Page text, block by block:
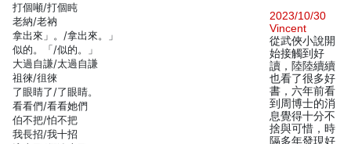
打個噸/打個盹
老納/老衲
拿出來」。/拿出來。」
似的。「/似的。」
大過自謙/太過自謙
祖徠/徂徠
了眼睛了/了眼睛。
看看們/看看她們
伯不把/怕不把
我長招/我十招
2023/10/30
Vincent
從武俠小說開
始接觸到好
讀，陸陸續續
也看了很多好
書，六年前看
到周博士的消
息覺得十分不
捨與可惜，時
隔多年發現好